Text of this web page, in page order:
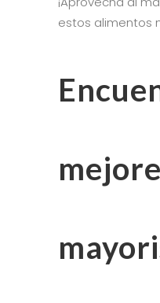
estos alimentos